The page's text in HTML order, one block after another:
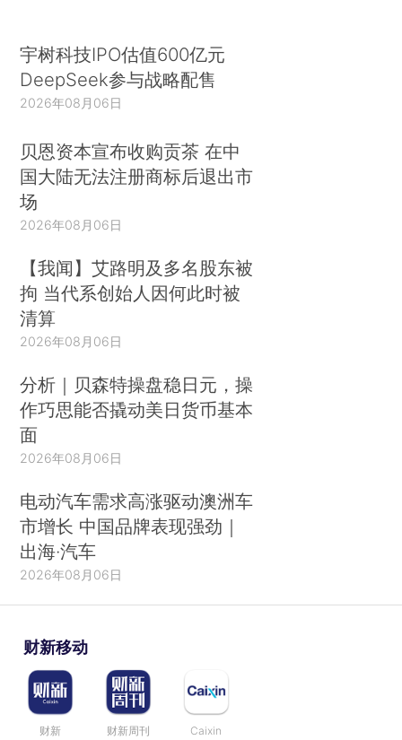
宇树科技IPO估值600亿元
DeepSeek参与战略配售
2026年08月06日
贝恩资本宣布收购贡茶 在中
国大陆无法注册商标后退出市
场
2026年08月06日
【我闻】艾路明及多名股东被
拘 当代系创始人因何此时被
清算
2026年08月06日
分析｜贝森特操盘稳日元，操
作巧思能否撬动美日货币基本
面
2026年08月06日
电动汽车需求高涨驱动澳洲车
市增长 中国品牌表现强劲｜
出海·汽车
2026年08月06日
财新移动
财新 财新周刊 Caixin